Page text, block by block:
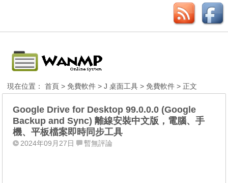
現在位置：首頁 >免費軟件 >J 桌面工具 >免費軟件 > 正文
Google Drive for Desktop 99.0.0.0 (Google
Backup and Sync) 離線安裝中文版，電腦、手
機、平板檔案即時同步工具
2024年09月27日 暫無評論